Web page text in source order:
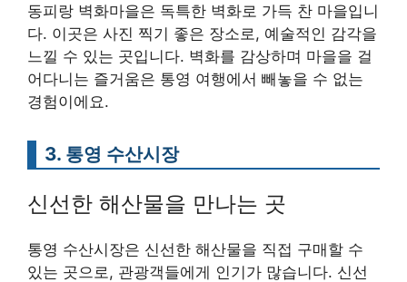
동피랑 벽화마을은 독특한 벽화로 가득 찬 마을입니
다. 이곳은 사진 찍기 좋은 장소로, 예술적인 감각을
느낄 수 있는 곳입니다. 벽화를 감상하며 마을을 걸
어다니는 즐거움은 통영 여행에서 빼놓을 수 없는
경험이에요.
3. 통영 수산시장
신선한 해산물을 만나는 곳
통영 수산시장은 신선한 해산물을 직접 구매할 수
있는 곳으로, 관광객들에게 인기가 많습니다. 신선